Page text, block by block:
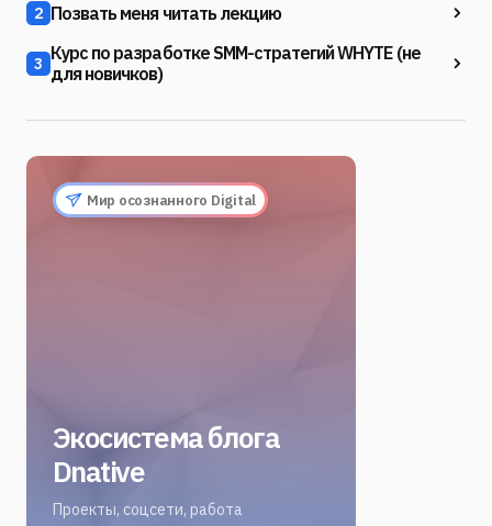
2 Позвать меня читать лекцию
3 Курс по разработке SMM-стратегий WHYTE (не
для новичков)
Мир осознанного Digital
Экосистема блога
Dnative
Проекты, соцсети, работа